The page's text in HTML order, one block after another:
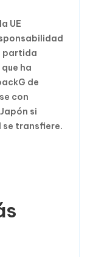
UE
partida
ha
de
con
si
se transfiere.